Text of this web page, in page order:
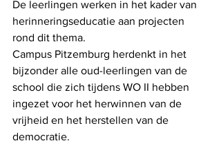
De leerlingen werken in het kader van
herinneringseducatie aan projecten
rond dit thema.
Campus Pitzemburg herdenkt in het
bijzonder alle oud-leerlingen van de
school die zich tijdens WO II hebben
ingezet voor het herwinnen van de
vrijheid en het herstellen van de
democratie.